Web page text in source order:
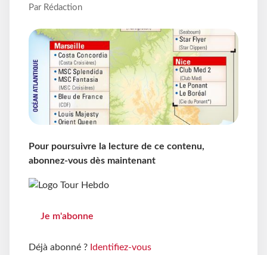
Par Rédaction
Pour poursuivre la lecture de ce contenu,
abonnez-vous dès maintenant
Je m'abonne
Déjà abonné ? Identifiez-vous